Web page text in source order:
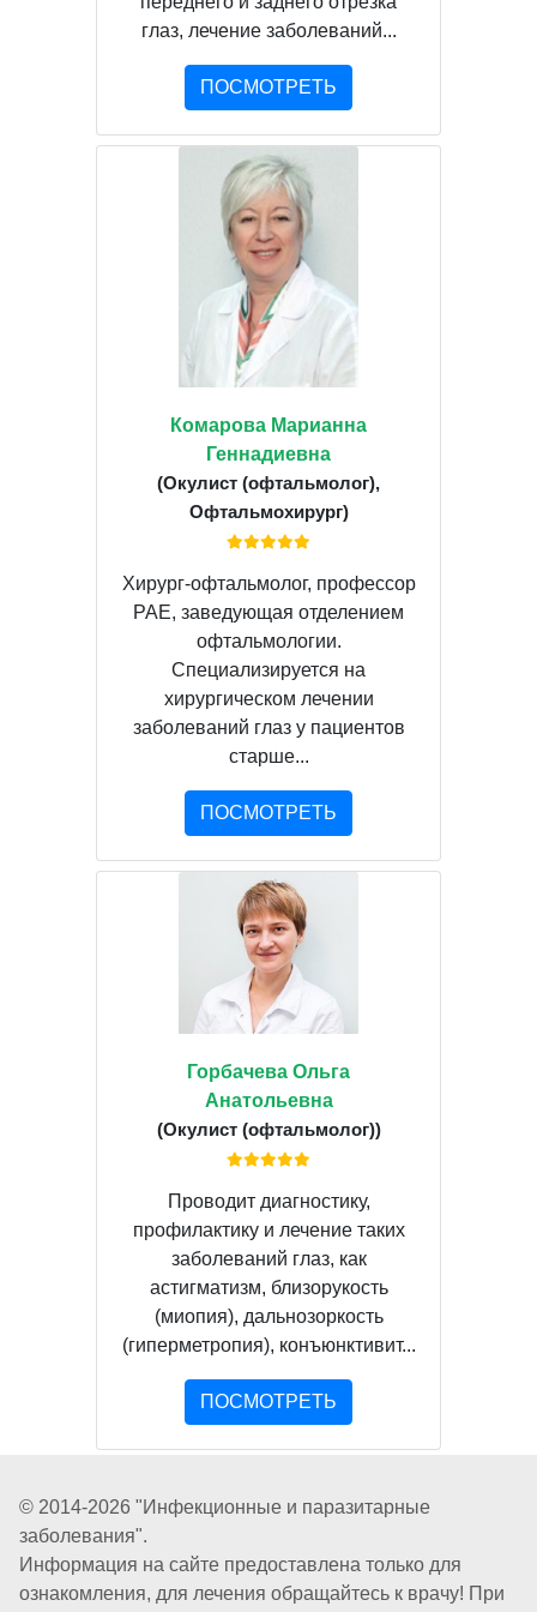
глаз, лечение заболеваний...
ПОСМОТРЕТЬ
Комарова Марианна
Геннадиевна
(Окулист (офтальмолог),
Офтальмохирург)
Хирург-офтальмолог, профессор
РАЕ, заведующая отделением
офтальмологии.
Специализируется на
хирургическом лечении
заболеваний глаз у пациентов
старше...
ПОСМОТРЕТЬ
Горбачева Ольга
Анатольевна
(Окулист (офтальмолог))
Проводит диагностику,
профилактику и лечение таких
заболеваний глаз, как
астигматизм, близорукость
(миопия), дальнозоркость
(гиперметропия), конъюнктивит...
ПОСМОТРЕТЬ
© 2014-2026 "Инфекционные и паразитарные
заболевания".
Информация на сайте предоставлена только для
ознакомления, для лечения обращайтесь к врачу! При